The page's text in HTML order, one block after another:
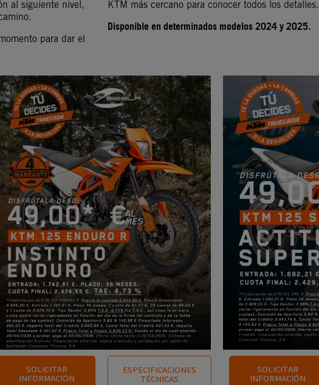
al siguiente nivel,
para dar el
KTM más cercano para conocer todos los detalles.
Disponible en determinados modelos 2024 y 2025.
SOLICITAR
INFORMACIÓN
ESPECIFICACIONES
TÉCNICAS
SOLICITAR
INFORMACIÓN